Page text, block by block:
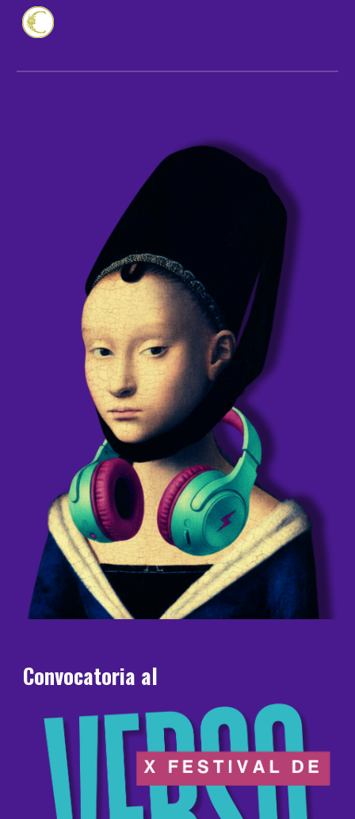
Skip to main content
Convocatoria al